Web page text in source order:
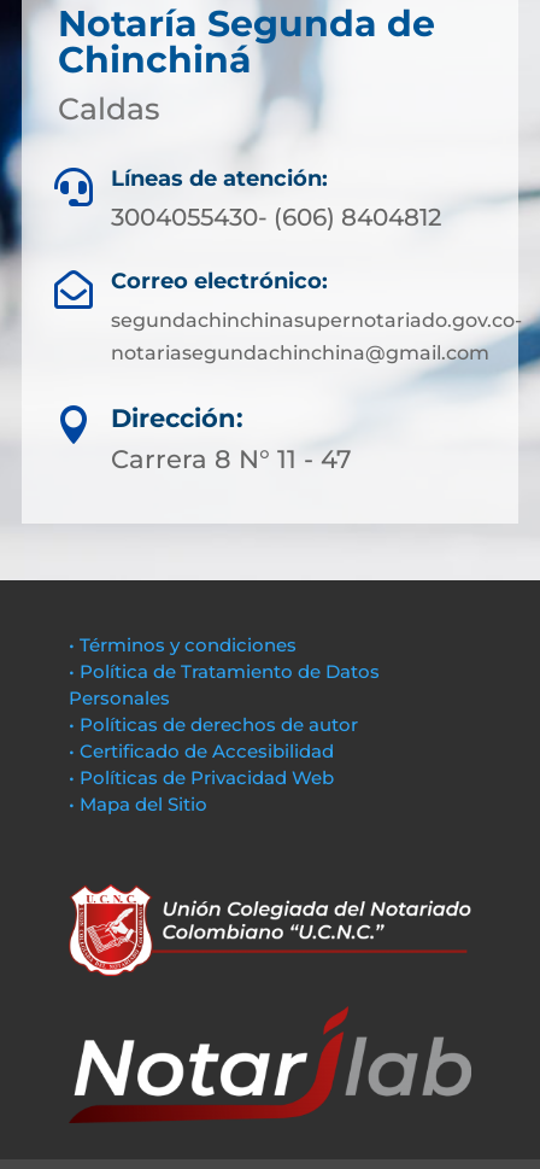
Notaría Segunda de
Chinchiná
Caldas
 Líneas de atención:
3004055430- (606) 8404812
 Correo electrónico:
segundachinchinasupernotariado.gov.co-
notariasegundachinchina@gmail.com

Dirección:
Carrera 8 N° 11 - 47
• Términos y condiciones
• Política de Tratamiento de Datos
Personales
• Políticas de derechos de autor
• Certificado de Accesibilidad
• Políticas de Privacidad Web
• Mapa del Sitio